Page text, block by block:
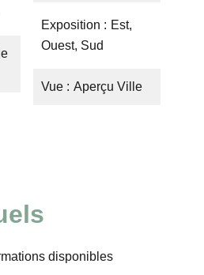
Exposition
Est,
Ouest, Sud
Vue Aperçu Ville
disponibles